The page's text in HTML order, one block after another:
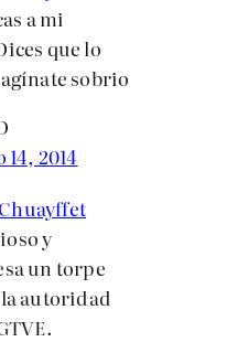
a mi
que lo
sobrio
2014
y
un torpe
autoridad